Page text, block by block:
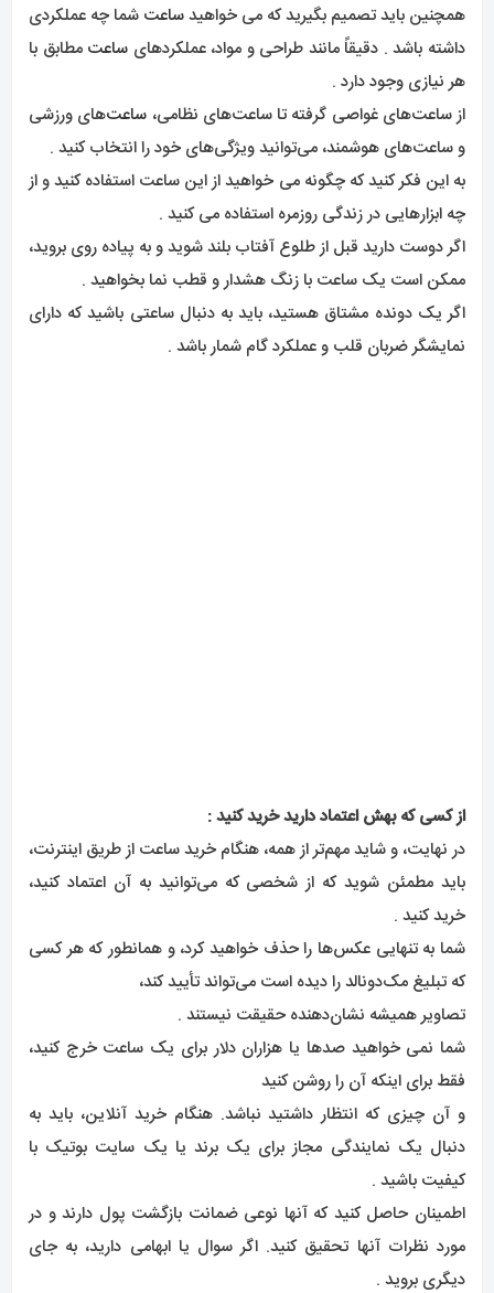
همچنین باید تصمیم بگیرید که می خواهیدساعت شما چه عملکردی
داشته باشد . دقیقاً مانند طراحی و مواد، عملکردهای ساعت مطابق با
هر نیازی وجود دارد .
از ساعت‌های غواصی گرفته تا ساعت‌های نظامی، ساعت‌های ورزشی
و ساعت‌های هوشمند، می‌توانید ویژگی‌های خود را انتخاب کنید .
به این فکر کنید که چگونه می خواهید از این ساعت استفاده کنید و از
چه ابزارهایی در زندگی روزمره استفاده می کنید .
اگر دوست دارید قبل از طلوع آفتاب بلند شوید و به پیاده روی بروید،
ممکن است یک ساعت با زنگ هشدار و قطب نما بخواهید .
اگر یک دونده مشتاق هستید، باید به دنبال ساعتی باشید که دارای
نمایشگر ضربان قلب و عملکرد گام شمار باشد .
از کسی که بهش اعتماد دارید خرید کنید :
در نهایت، و شاید مهم‌تر از همه، هنگام خرید ساعت از طریق اینترنت،
باید مطمئن شوید که از شخصی که می‌توانید به آن اعتماد کنید،
خرید کنید .
شما به تنهایی عکس‌ها را حذف خواهید کرد، و همانطور که هر کسی
که تبلیغ مک‌دونالد را دیده است می‌تواند تأیید کند،
تصاویر همیشه نشان‌دهنده حقیقت نیستند .
شما نمی خواهید صدها یا هزاران دلار برای یک ساعت خرج کنید،
فقط برای اینکه آن را روشن کنید
و آن چیزی که انتظار داشتید نباشد. هنگام خرید آنلاین، باید به
دنبال یک نمایندگی مجاز برای یک برند یا یک سایت بوتیک با
کیفیت باشید .
اطمینان حاصل کنید که آنها نوعی ضمانت بازگشت پول دارند و در
مورد نظرات آنها تحقیق کنید. اگر سوال یا ابهامی دارید، به جای
دیگری بروید .